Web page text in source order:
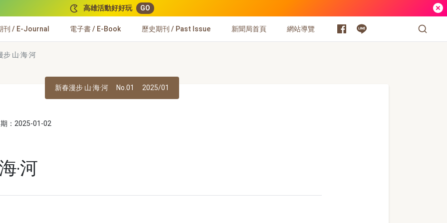
高雄活動好好玩 GO
刊 / E-Journal 電子書 / E-Book 歷史期刊 / Past Issue 新聞局首頁 網站導覽
步 山‧海‧河
新春漫步 山·海·河 No.01 2025/01
：2025-01-02
‧河